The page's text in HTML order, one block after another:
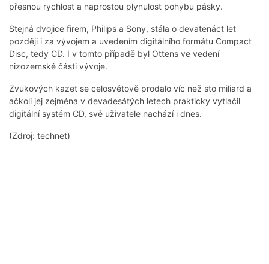
přesnou rychlost a naprostou plynulost pohybu pásky.
Stejná dvojice firem, Philips a Sony, stála o devatenáct let
později i za vývojem a uvedením digitálního formátu Compact
Disc, tedy CD. I v tomto případě byl Ottens ve vedení
nizozemské části vývoje.
Zvukových kazet se celosvětově prodalo víc než sto miliard a
ačkoli jej zejména v devadesátých letech prakticky vytlačil
digitální systém CD, své uživatele nachází i dnes.
(Zdroj: technet)